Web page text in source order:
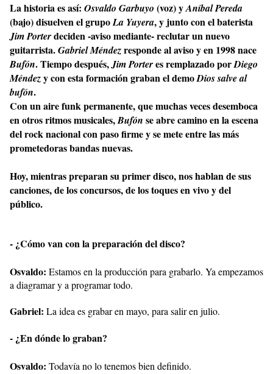
La historia es así: Osvaldo Garbuyo (voz) yAníbal Pereda
(bajo) disuelven el grupoLa Yuyera, y junto con el baterista
Jim Porterdeciden -aviso mediante- reclutar un nuevo
guitarrista.Gabriel Méndezresponde al aviso y en 1998 nace
Bufón. Tiempo después,Jim Porteres remplazado porDiego
Méndezy con esta formación graban el demoDios salve al
bufón.
Con un aire funk permanente, que muchas veces desemboca
en otros ritmos musicales,Bufón se abre camino en la escena
del rock nacional con paso firme y se mete entre las más
prometedoras bandas nuevas.
Hoy, mientras preparan su primer disco, nos hablan de sus
canciones, de los concursos, de los toques en vivo y del
público.
- ¿Cómo van con la preparación del disco?
Osvaldo: Estamos en la producción para grabarlo. Ya empezamos
a diagramar y a programar todo.
Gabriel: La idea es grabar en mayo, para salir en julio.
- ¿En dónde lo graban?
Osvaldo: Todavía no lo tenemos bien definido.